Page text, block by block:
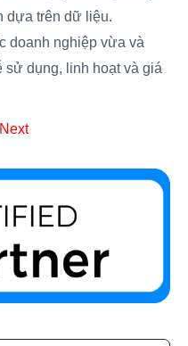
dựa trên dữ liệu.
doanh nghiệp vừa và
sử dụng, linh hoạt và giá